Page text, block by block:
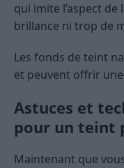
qui imite l’aspect
brillance ni trop de
Les fonds de teint
et peuvent offrir
Astuces et
pour un teint
Maintenant que